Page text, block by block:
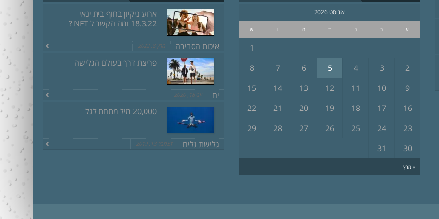
אוגוסט 2026
א ב ג ד ה ו ש
« מרץ
1
2
3
4
5
6
7
8
9
10
11
12
13
14
15
16
17
18
19
20
21
22
23
24
25
26
27
28
29
30
31
ארוע ניקיון בחוף בית ינאי
18.3.22 ומה הקשר ל NFT ?
איכות הסביבה מרץ 8, 2022
פריצת דרך בעולם הגלישה
ים יוני 18, 2020
20,000 מיל מתחת לגל
גלישת גלים דצמבר 13, 2019